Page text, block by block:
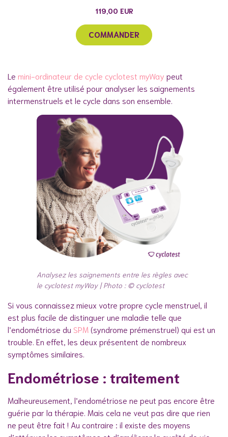
119,00 EUR
COMMANDER
Le mini-ordinateur de cycle cyclotest myWay peut
également être utilisé pour analyser les saignements
intermenstruels et le cycle dans son ensemble.
Analysez les saignements entre les règles avec
le cyclotest myWay | Photo : © cyclotest
Si vous connaissez mieux votre propre cycle menstruel, il
est plus facile de distinguer une maladie telle que
l’endométriose du SPM(syndrome prémenstruel) qui est un
trouble. En effet, les deux présentent de nombreux
symptômes similaires.
Endométriose : traitement
Malheureusement, l’endométriose ne peut pas encore être
guérie par la thérapie. Mais cela ne veut pas dire que rien
ne peut être fait ! Au contraire : il existe des moyens